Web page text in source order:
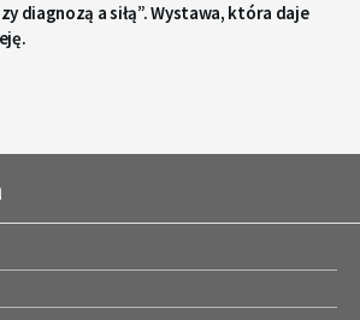
diagnozą a siłą”. Wystawa, która daje